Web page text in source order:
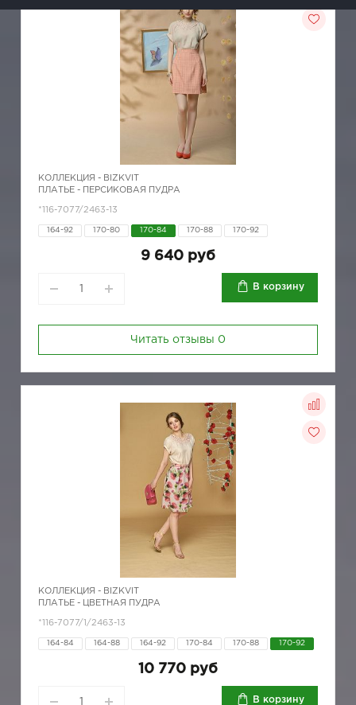
КОЛЛЕКЦИЯ - BIZKVIT
ПЛАТЬЕ - ПЕРСИКОВАЯ ПУДРА
*116-7077/2463-13
164-92 170-80 170-84 170-88 170-92
9 640 руб
В корзину
Читать отзывы 0
КОЛЛЕКЦИЯ - BIZKVIT
ПЛАТЬЕ - ЦВЕТНАЯ ПУДРА
*116-7077/1/2463-13
164-84 164-88 164-92 170-84 170-88 170-92
10 770 руб
В корзину